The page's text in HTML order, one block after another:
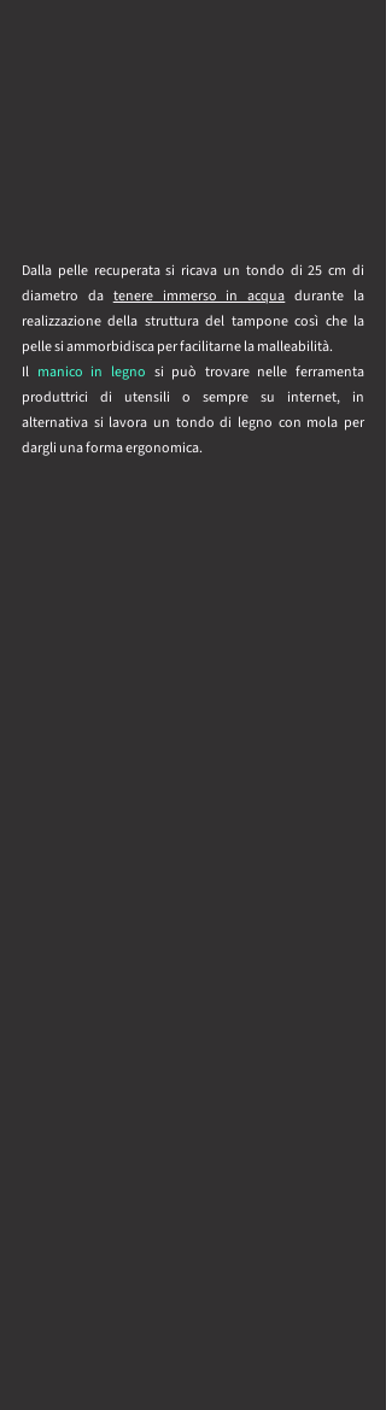
Dalla pelle recuperata si ricava un tondo di 25 cm di
diametro da tenere immerso in acqua durante la
realizzazione della struttura del tampone così che la
pelle si ammorbidisca per facilitarne la malleabilità.
Il manico in legno si può trovare nelle ferramenta
produttrici di utensili o sempre su internet, in
alternativa si lavora un tondo di legno con mola per
dargli una forma ergonomica.